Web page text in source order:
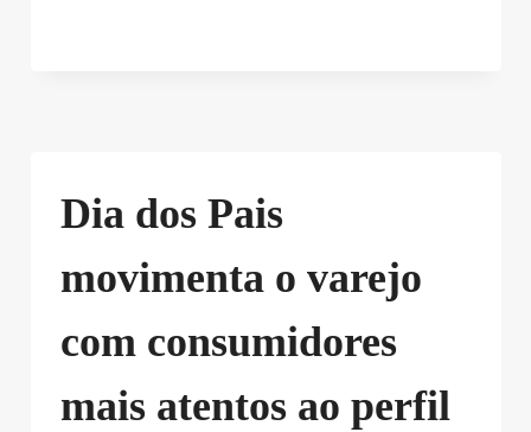
Dia dos Pais
movimenta o varejo
com consumidores
mais atentos ao perfil